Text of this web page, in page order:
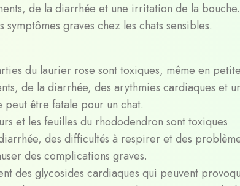
de la diarrhée et une irritation de la bouche.
graves chez les chats sensibles.
du laurier rose sont toxiques, même en
de la diarrhée, des arythmies cardiaques et
être fatale pour un chat.
et les feuilles du rhododendron sont toxiques
des difficultés à respirer et des
des complications graves.
des glycosides cardiaques qui peuvent